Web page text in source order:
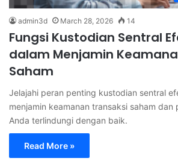
admin3d March 28, 2026 14
Fungsi Kustodian Sentral
dalam Menjamin
Saham
Jelajahi peran penting kustodian sentral
menjamin keamanan transaksi saham dan
Anda terlindungi dengan baik.
Read More »